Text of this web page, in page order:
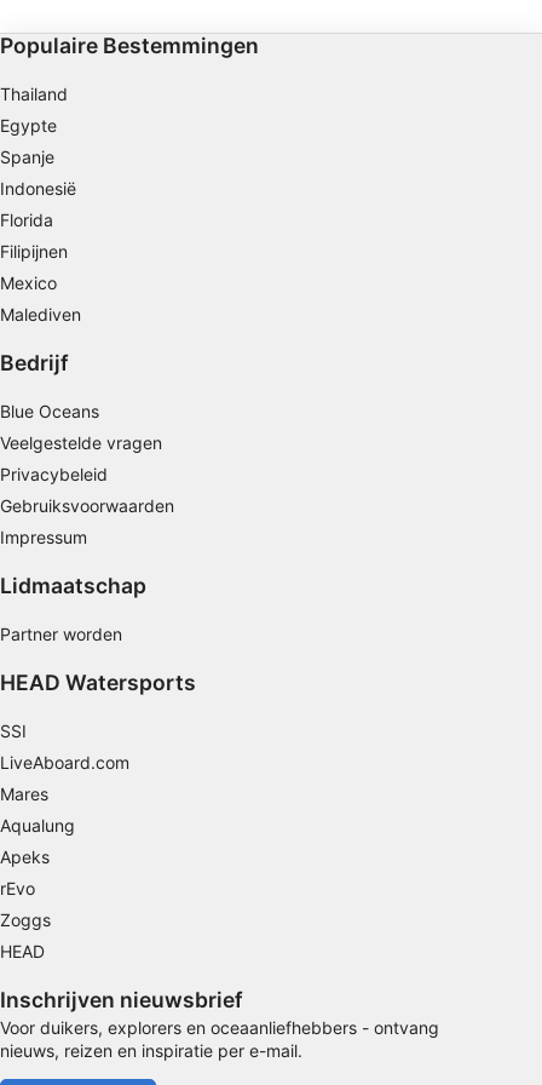
Populaire Bestemmingen
Thailand
Egypte
Spanje
Indonesië
Florida
Filipijnen
Mexico
Malediven
Bedrijf
Blue Oceans
Veelgestelde vragen
Privacybeleid
Gebruiksvoorwaarden
Impressum
Lidmaatschap
Partner worden
HEAD Watersports
SSI
LiveAboard.com
Mares
Aqualung
Apeks
rEvo
Zoggs
HEAD
Inschrijven nieuwsbrief
Voor duikers, explorers en oceaanliefhebbers - ontvang
nieuws, reizen en inspiratie per e-mail.
Profielen aanmaken ten behoeve van
gepersonaliseerde advertenties
Profielen gebruiken voor de selectie van
gepersonaliseerde advertenties
content
gepersonaliseerde content
Publieksgroepen begrijpen aan de hand van
statistieken of combinaties van gegevens uit
verschillende bronnen
Diensten ontwikkelen en verbeteren
Beperkte gegevens gebruiken om content te
Speciale functies van IAB:
Precieze geolocatiegegevens gebruiken
opgevraagde informatie
Niet-IAB-verwerkingsdoeleinden:
Noodzakelijk
Functioneel